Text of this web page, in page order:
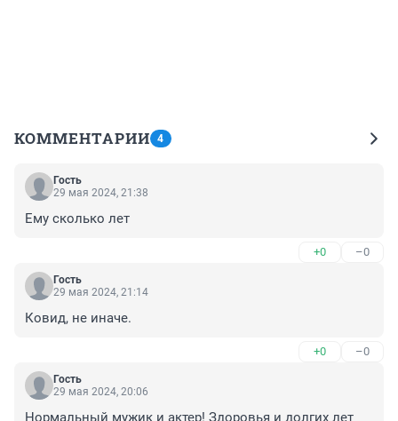
КОММЕНТАРИИ 4
Гость
29 мая 2024, 21:38
Ему сколько лет
+0 –0
Гость
29 мая 2024, 21:14
Ковид, не иначе.
+0 –0
Гость
29 мая 2024, 20:06
Нормальный мужик и актер! Здоровья и долгих лет